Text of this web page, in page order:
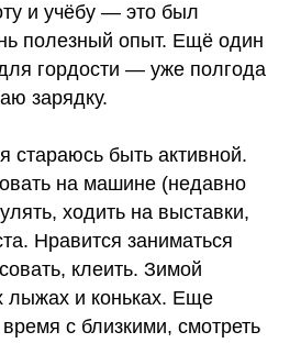
и учёбу — это был
полезный опыт. Ещё один
гордости — уже полгода
зарядку.
стараюсь быть активной.
на машине (недавно
ходить на выставки,
Нравится заниматься
клеить. Зимой
лыжах и коньках. Еще
с близкими, смотреть